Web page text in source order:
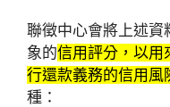
聯徵中心會將上述資
象的信用評分，以用
行還款義務的信用風
種：